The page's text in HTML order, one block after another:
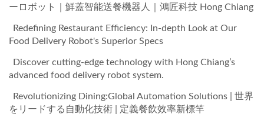
ーロボット｜鮮蓋智能送餐機器人｜鴻匠科技 Hong Chiang
Redefining Restaurant Efficiency: In-depth Look at Our
Food Delivery Robot's Superior Specs
Discover cutting-edge technology with Hong Chiang’s
advanced food delivery robot system.
Revolutionizing Dining:Global Automation Solutions | 世界
をリードする自動化技術 | 定義餐飲效率新標竿